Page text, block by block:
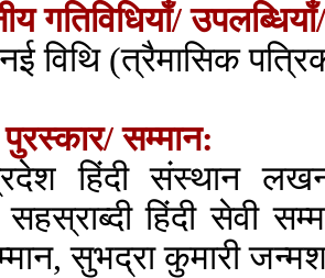
गतिविधियाँ/
विथि (त्रैमासिक
पुरस्कार/ सम्मान:
हिंदी संस्थान
सहस्राब्दी हिंदी सेवी
सुभद्रा कुमारी